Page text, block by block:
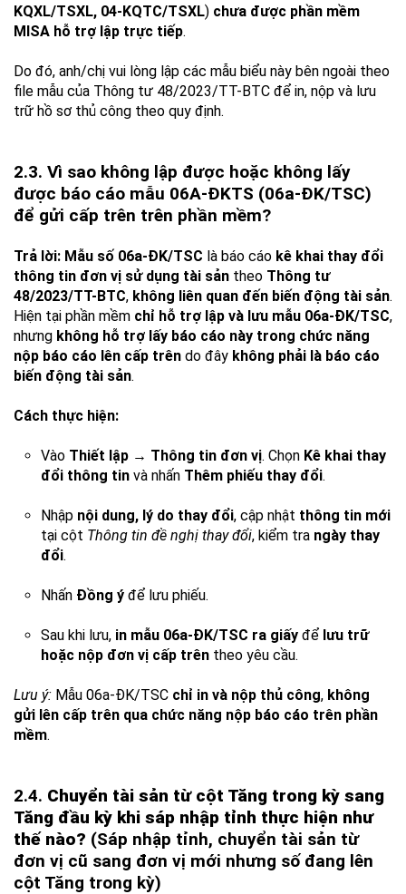
KQXL/TSXL, 04-KQTC/TSXL) chưa được phần mềm
MISA hỗ trợ lập trực tiếp.
Do đó, anh/chị vui lòng lập các mẫu biểu này bên ngoài theo
file mẫu của Thông tư 48/2023/TT-BTC để in, nộp và lưu
trữ hồ sơ thủ công theo quy định.
2.3. Vì sao không lập được hoặc không lấy
được báo cáo mẫu 06A-ĐKTS (06a-ĐK/TSC)
để gửi cấp trên trên phần mềm?
Trả lời: Mẫu số 06a-ĐK/TSC là báo cáo kê khai thay đổi
thông tin đơn vị sử dụng tài sản theo Thông tư
48/2023/TT-BTC, không liên quan đến biến động tài sản.
Hiện tại phần mềm chỉ hỗ trợ lập và lưu mẫu 06a-ĐK/TSC,
nhưng không hỗ trợ lấy báo cáo này trong chức năng
nộp báo cáo lên cấp trên do đây không phải là báo cáo
biến động tài sản.
Cách thực hiện:
Vào Thiết lập → Thông tin đơn vị. Chọn Kê khai thay
đổi thông tin và nhấn Thêm phiếu thay đổi.
Nhập nội dung, lý do thay đổi, cập nhật thông tin mới
tại cột Thông tin đề nghị thay đổi, kiểm tra ngày thay
đổi.
Nhấn Đồng ý để lưu phiếu.
Sau khi lưu, in mẫu 06a-ĐK/TSC ra giấy để lưu trữ
hoặc nộp đơn vị cấp trên theo yêu cầu.
Lưu ý: Mẫu 06a-ĐK/TSC chỉ in và nộp thủ công, không
gửi lên cấp trên qua chức năng nộp báo cáo trên phần
mềm.
2.4. Chuyển tài sản từ cột Tăng trong kỳ sang
Tăng đầu kỳ khi sáp nhập tỉnh thực hiện như
thế nào? (Sáp nhập tỉnh, chuyển tài sản từ
đơn vị cũ sang đơn vị mới nhưng số đang lên
cột Tăng trong kỳ)